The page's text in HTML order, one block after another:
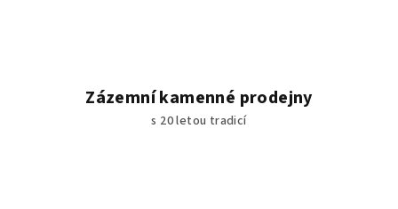
Zázemní kamenné prodejny
s 20 letou tradicí